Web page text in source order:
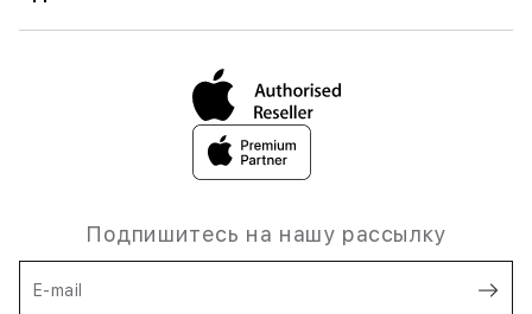
Подпишитесь на нашу рассылку
E-mail